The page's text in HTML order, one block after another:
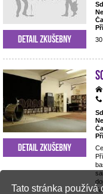
Tato stránka používá
Detail zkušebny
Detail zkušebny